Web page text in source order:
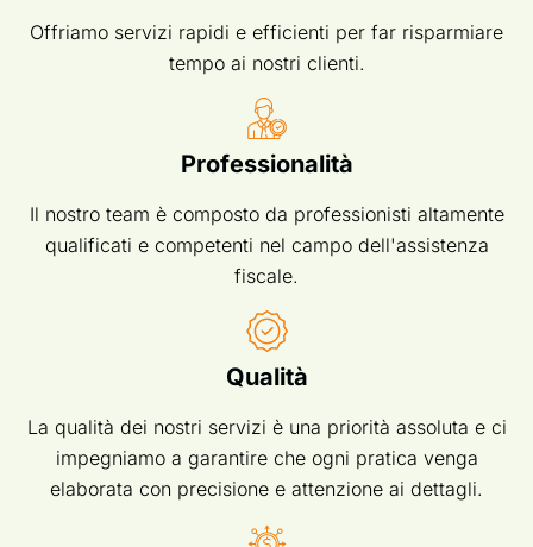
Offriamo servizi rapidi e efficienti per far risparmiare
tempo ai nostri clienti.
Professionalità
Il nostro team è composto da professionisti altamente
qualificati e competenti nel campo dell'assistenza
fiscale.
Qualità
La qualità dei nostri servizi è una priorità assoluta e ci
impegniamo a garantire che ogni pratica venga
elaborata con precisione e attenzione ai dettagli.